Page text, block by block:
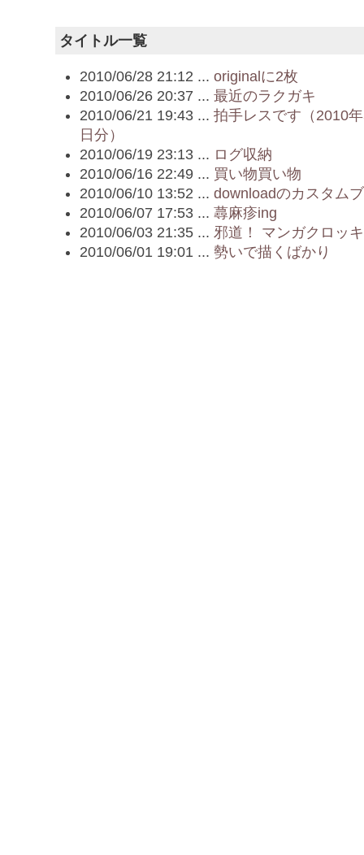
タイトル一覧
2010/06/28 21:12 ... originalに2枚
2010/06/26 20:37 ... 最近のラクガキ
2010/06/21 19:43 ... 拍手レスです（2010
日分）
2010/06/19 23:13 ... ログ収納
2010/06/16 22:49 ... 買い物買い物
2010/06/10 13:52 ... downloadのカスタム
2010/06/07 17:53 ... 蕁麻疹ing
2010/06/03 21:35 ... 邪道！ マンガクロッ
2010/06/01 19:01 ... 勢いで描くばかり